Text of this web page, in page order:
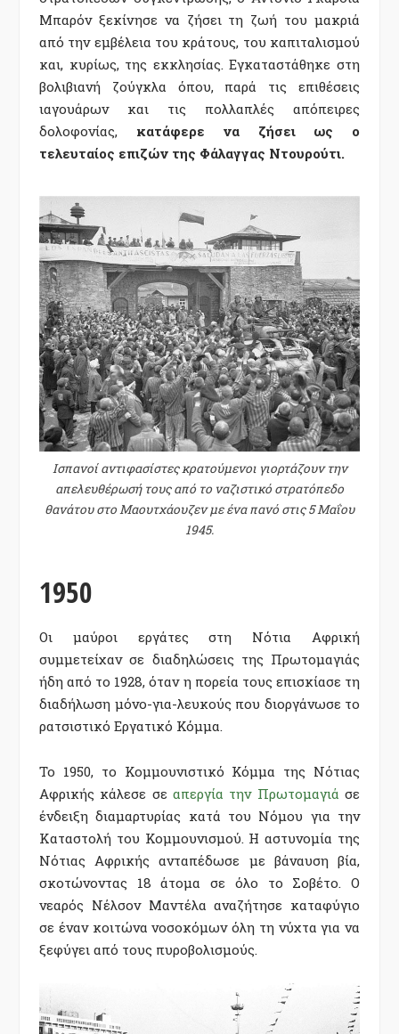
Μπαρόν ξεκίνησε να ζήσει τη ζωή του μακριά
από την εμβέλεια του κράτους, του καπιταλισμού
και, κυρίως, της εκκλησίας. Εγκαταστάθηκε στη
βολιβιανή ζούγκλα όπου, παρά τις επιθέσεις
ιαγουάρων και τις πολλαπλές απόπειρες
δολοφονίας, κατάφερε να ζήσει ως ο
τελευταίος επιζών της Φάλαγγας Ντουρούτι.
Ισπανοί αντιφασίστες κρατούμενοι γιορτάζουν την
απελευθέρωσή τους από το ναζιστικό στρατόπεδο
θανάτου στο Μαουτχάουζεν με ένα πανό στις 5 Μαΐου
1945.
1950
Οι μαύροι εργάτες στη Νότια Αφρική
συμμετείχαν σε διαδηλώσεις της Πρωτομαγιάς
ήδη από το 1928, όταν η πορεία τους επισκίασε τη
διαδήλωση μόνο-για-λευκούς που διοργάνωσε το
ρατσιστικό Εργατικό Κόμμα.
Το 1950, το Κομμουνιστικό Κόμμα της Νότιας
Αφρικής κάλεσε σε απεργία την Πρωτομαγιά σε
ένδειξη διαμαρτυρίας κατά του Νόμου για την
Καταστολή του Κομμουνισμού. Η αστυνομία της
Νότιας Αφρικής ανταπέδωσε με βάναυση βία,
σκοτώνοντας 18 άτομα σε όλο το Σοβέτο. Ο
νεαρός Νέλσον Μαντέλα αναζήτησε καταφύγιο
σε έναν κοιτώνα νοσοκόμων όλη τη νύχτα για να
ξεφύγει από τους πυροβολισμούς.